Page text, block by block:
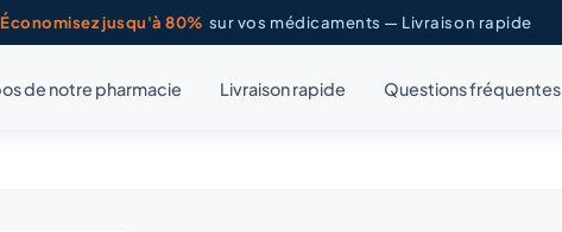
Économisez jusqu'à 80% sur vos médicaments — Livraison rapide
de notre pharmacie Livraison rapide Questions fréquentes